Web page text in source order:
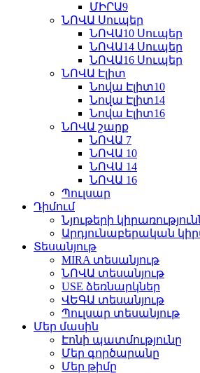
ՄԻՐԱ9
ՆՈՎԱ Սուպեր
ՆՈՎԱ10 Սուպեր
ՆՈՎԱ14 Սուպեր
ՆՈՎԱ16 Սուպեր
ՆՈՎԱ Էլիտ
Նովա Էլիտ10
Նովա Էլիտ14
Նովա Էլիտ16
ՆՈՎԱ շարք
ՆՈՎԱ 7
ՆՈՎԱ 10
ՆՈՎԱ 14
ՆՈՎԱ 16
Պուլսար
Դիմում
Նյութերի
Արդյունաբերական
Տեսանյութ
MIRA տեսանյութ
ՆՈՎԱ տեսանյութ
USE ձեռնարկներ
ՎԵԳԱ տեսանյութ
Պուլսար տեսանյութ
Մեր մասին
Էոնի պատմությունը
Մեր գործարանը
Մեր թիմը